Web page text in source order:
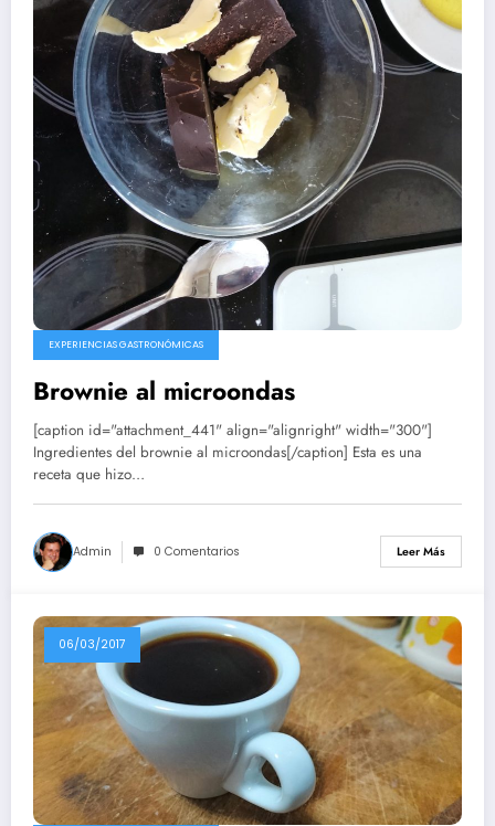
EXPERIENCIAS GASTRONÓMICAS
Brownie al microondas
[caption id="attachment_441" align="alignright" width="300"]
Ingredientes del brownie al microondas[/caption] Esta es una
receta que hizo…
Admin 0 Comentarios Leer Más
06/03/2017